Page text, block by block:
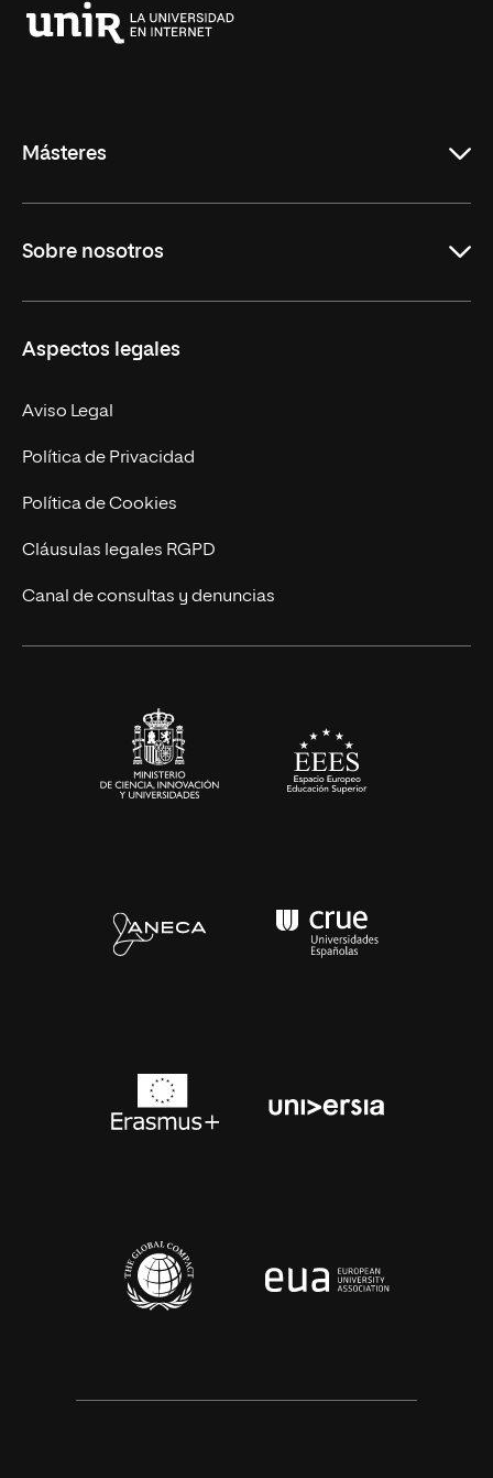
Másteres
Derecho
Empresa
MBA
Marketing y Comunicación
Ingeniería
Diseño
Ciencias de la Salud
Sobre nosotros
Nuestro Equipo
Contacto
Aspectos legales
Aviso Legal
Política de Privacidad
Política de Cookies
Cláusulas legales RGPD
Canal de consultas y denuncias